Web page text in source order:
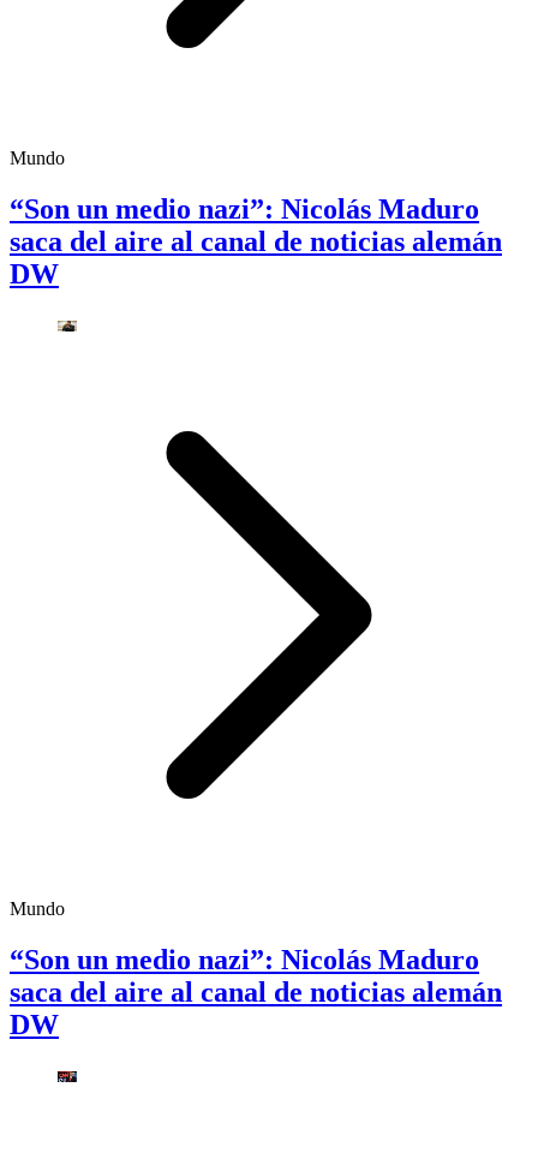
Mundo
“Son un medio nazi”: Nicolás Maduro
saca del aire al canal de noticias alemán
DW
Mundo
“Son un medio nazi”: Nicolás Maduro
saca del aire al canal de noticias alemán
DW